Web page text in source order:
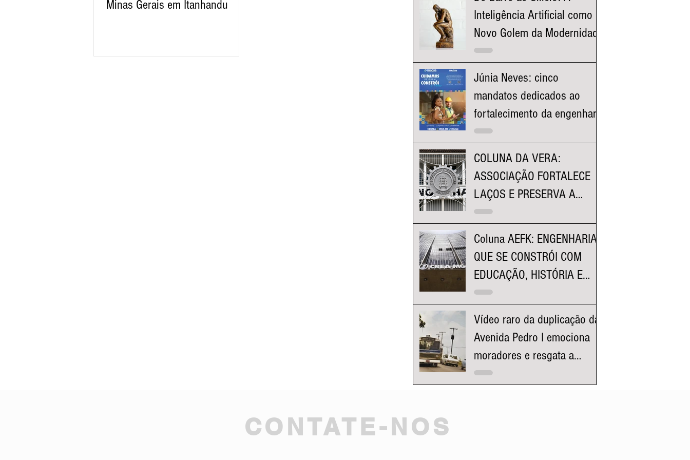
Minas Gerais em Itanhandu
Inteligência Artificial como o
Novo Golem da Modernidade
Júnia Neves: cinco
mandatos dedicados ao
fortalecimento da engenharia
e à valorização dos
COLUNA DA VERA:
ASSOCIAÇÃO FORTALECE
LAÇOS E PRESERVA A
HISTÓRIA DA FACULDADE
Coluna AEFK: ENGENHARIA
QUE SE CONSTRÓI COM
EDUCAÇÃO, HISTÓRIA E
REPRESENTATIVIDADE
Vídeo raro da duplicação da
Avenida Pedro I emociona
moradores e resgata a
história da região da
CONTATE-NOS